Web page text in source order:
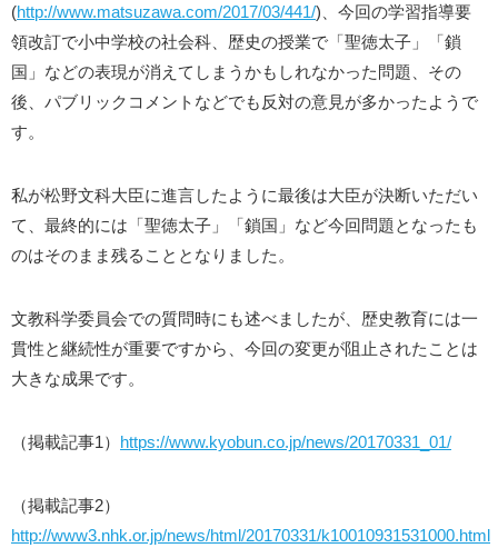
(http://www.matsuzawa.com/2017/03/441/)、今回の学習指導要
領改訂で小中学校の社会科、歴史の授業で「聖徳太子」「鎖
国」などの表現が消えてしまうかもしれなかった問題、その
後、パブリックコメントなどでも反対の意見が多かったようで
す。
私が松野文科大臣に進言したように最後は大臣が決断いただい
て、最終的には「聖徳太子」「鎖国」など今回問題となったも
のはそのまま残ることとなりました。
文教科学委員会での質問時にも述べましたが、歴史教育には一
貫性と継続性が重要ですから、今回の変更が阻止されたことは
大きな成果です。
（掲載記事1） https://www.kyobun.co.jp/news/20170331_01/
（掲載記事2）
http://www3.nhk.or.jp/news/html/20170331/k10010931531000.html